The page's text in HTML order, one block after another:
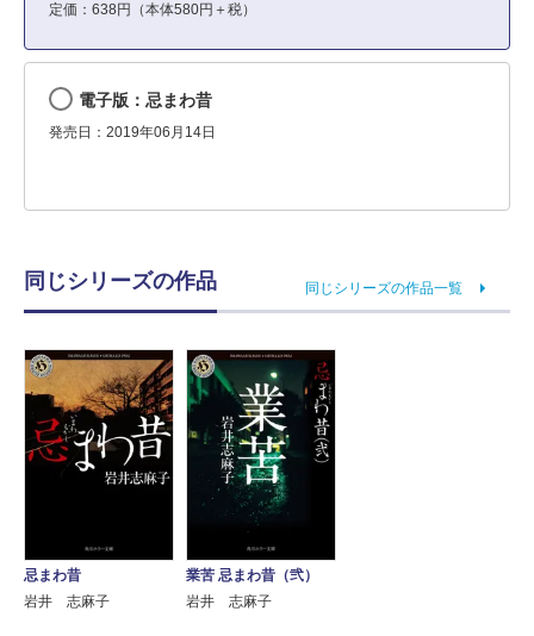
定価：638円（本体580円＋税）
電子版：忌まわ昔
発売日：2019年06月14日
同じシリーズの作品 同じシリーズの作品一覧
忌まわ昔
岩井 志麻子
業苦 忌まわ昔（弐）
岩井 志麻子